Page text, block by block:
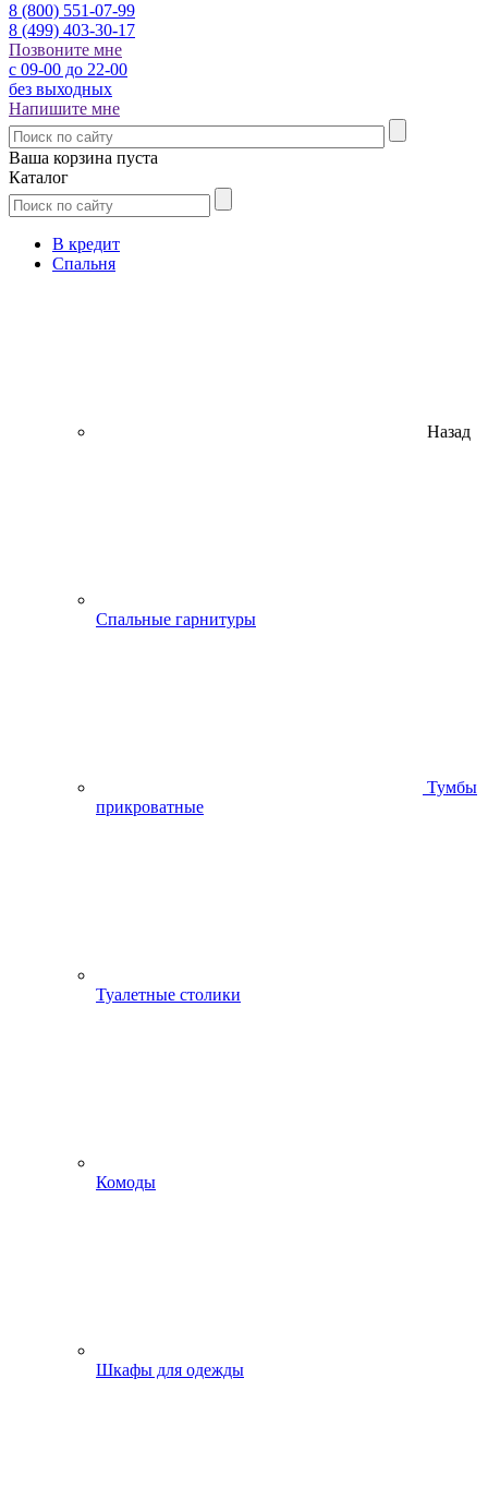
8 (800) 551-07-99
8 (499) 403-30-17
Позвоните мне
с 09-00 до 22-00
без выходных
Напишите мне
Ваша корзина пуста
Каталог
В кредит
Спальня
Назад
Спальные гарнитуры
Тумбы
прикроватные
Туалетные столики
Комоды
Шкафы для одежды